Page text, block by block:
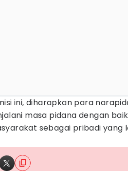
ini, diharapkan para
masa pidana dengan
sebagai pribadi yang